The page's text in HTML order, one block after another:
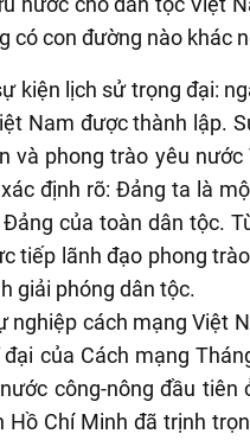
có con đường nào khác
kiện lịch sử trọng đại:
Nam được thành lập.
và phong trào yêu
định rõ: Đảng ta là
của toàn dân tộc.
tiếp lãnh đạo phong
giải phóng dân tộc.
nghiệp cách mạng Việt
của Cách mạng
công-nông đầu
Hồ Chí Minh đã trịnh